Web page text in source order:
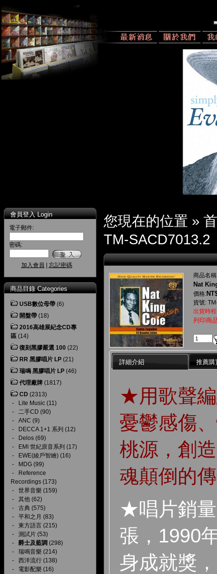
會員登入 Login
電子郵件:
密碼:
加入會員 忘記密碼
商品目錄 Categories
USB數位母帶 (6)
開盤帶 (18)
2016高雄展紀念CD專
區 (14)
復刻黑膠嚴選 100 (22)
RR 黑膠唱片 LP (21)
瑞鳴 黑膠唱片 LP (46)
代理廠牌 (1817)
CD (2313)
-
Lite Music (11)
- 二手CD (90)
- ANC (9)
-
DECCA 1+1 系列 (12)
-
Delos (69)
-
EMI 世紀原音系列 (17)
-
EWE(綾戶智繪) (16)
-
MDG (99)
-
Reference
Recordings (173)
- 世界音樂 (159)
- 其他 (62)
- 古典 (575)
- 平和之月 (83)
- 東方語言 (215)
- 測試片 (53)
- 爵士及藍調 (298)
- 瑞鳴音樂 (214)
- 西洋流行 (138)
- 電影配樂 (16)
您現在的位置 »
TM-SACD7013.2
商品名
Nat
價格:
貨號:
出貨時
列印商
詳細介紹 推薦購
★用歌聲
憂鬱感傷
桃源，創
魂顛倒的
★唱片銷
張，1990
身成就獎